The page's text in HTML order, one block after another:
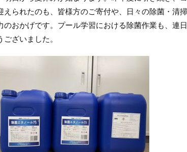
えられたのも、皆様方のご寄付や、日々の除菌・清
のおかげです。プール学習における除菌作業も、連
ございました。